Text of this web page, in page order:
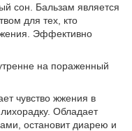
сон. Бальзам является
для тех, кто
Эффективно
на пораженный
чувство жжения в
Обладает
остановит диарею и